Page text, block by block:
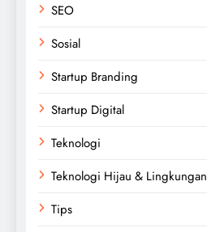
SEO
Sosial
Startup Branding
Startup Digital
Teknologi
Teknologi Hijau & Lingkungan
Tips